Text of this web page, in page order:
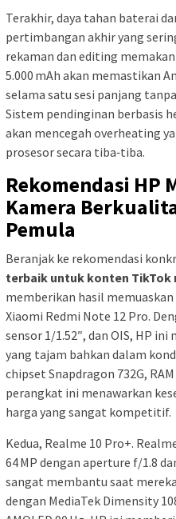
Terakhir, daya tahan baterai
pertimbangan akhir yang
rekaman dan editing
5.000 mAh akan memastikan
selama satu sesi panjang
Sistem pendinginan berbasis
akan mencegah overheating
prosesor secara tiba‑tiba.
Rekomendasi HP
Kamera
Pemula
Beranjak ke rekomendasi
terbaik untuk konten TikTok
memberikan hasil
Xiaomi Redmi Note 12 Pro.
sensor 1/1.52″, dan OIS, HP
yang tajam bahkan dalam
chipset Snapdragon 732G,
perangkat ini menawarkan
harga yang sangat kompetitif.
Kedua, Realme 10 Pro+.
64 MP dengan aperture f/1.8
sangat membantu saat
dengan MediaTek Dimensity